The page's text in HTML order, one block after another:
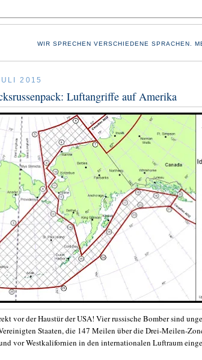
WIR SPRECHEN VERSCHIEDENE SPRACHEN.
2015
Luftangriffe auf Amerika
vor der Haustür der USA! Vier russische Bomber sind
Staaten, die 147 Meilen über die Drei-Meilen-
vor Westkalifornien in den internationalen Luftraum